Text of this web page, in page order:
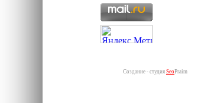
Создание - студия SeoPraim